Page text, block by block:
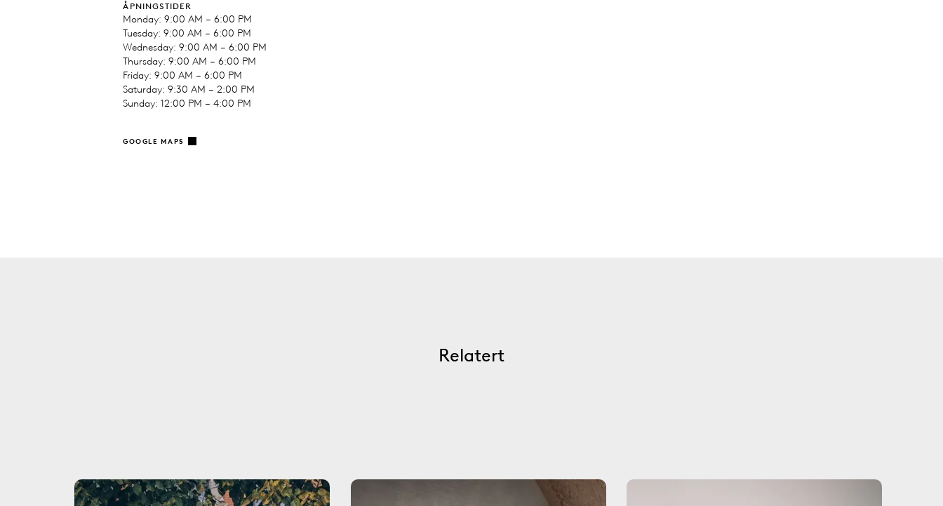
ÅPNINGSTIDER
Monday: 9:00 AM – 6:00 PM
Tuesday: 9:00 AM – 6:00 PM
Wednesday: 9:00 AM – 6:00 PM
Thursday: 9:00 AM – 6:00 PM
Friday: 9:00 AM – 6:00 PM
Saturday: 9:30 AM – 2:00 PM
Sunday: 12:00 PM – 4:00 PM
GOOGLE MAPS
Relatert